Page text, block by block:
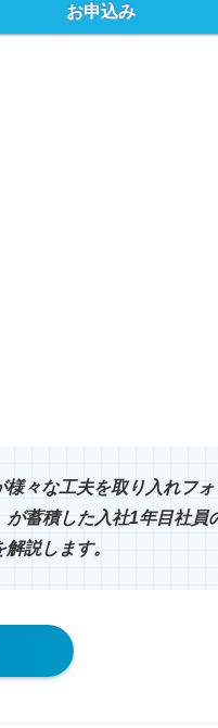
お申込み
々な工夫を取り入れフ
蓄積した入社1年目社員
説します。